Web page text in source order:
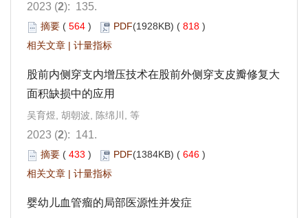
2023 (2): 135.
摘要 ( 564 ) PDF(1928KB) ( 818 )
相关文章 | 计量指标
股前内侧穿支内增压技术在股前外侧穿支皮瓣修复大
面积缺损中的应用
吴育煜, 胡朝波, 陈绵川, 等
2023 (2): 141.
摘要 ( 433 ) PDF(1384KB) ( 646 )
相关文章 | 计量指标
婴幼儿血管瘤的局部医源性并发症